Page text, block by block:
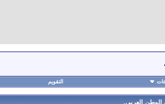
التقويم
الوطن العربي.